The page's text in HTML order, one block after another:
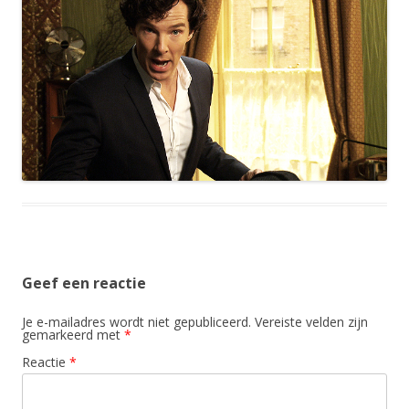
Geef een reactie
Je e-mailadres wordt niet gepubliceerd. Vereiste velden zijn
gemarkeerd met *
Reactie *